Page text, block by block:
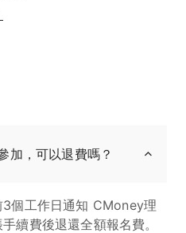
加，可以退費嗎？
個工作日通知 CMoney理
續費後退還全額報名費。